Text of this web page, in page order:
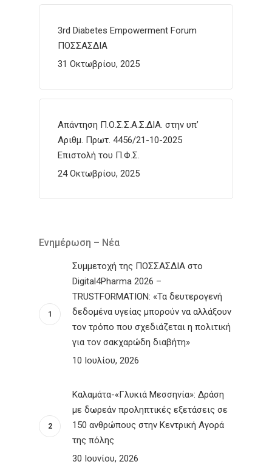
3rd Diabetes Empowerment Forum
ΠΟΣΣΑΣΔΙΑ
31 Οκτωβρίου, 2025
Απάντηση Π.Ο.Σ.Σ.Α.Σ.ΔΙΑ. στην υπ’
Αριθμ. Πρωτ. 4456/21-10-2025
Επιστολή του Π.Φ.Σ.
24 Οκτωβρίου, 2025
Ενημέρωση – Νέα
Συμμετοχή της ΠΟΣΣΑΣΔΙΑ στο
Digital4Pharma 2026 –
TRUSTFORMATION: «Τα δευτερογενή
δεδομένα υγείας μπορούν να αλλάξουν
τον τρόπο που σχεδιάζεται η πολιτική
για τον σακχαρώδη διαβήτη»
10 Ιουλίου, 2026
Καλαμάτα-«Γλυκιά Μεσσηνία»: Δράση
με δωρεάν προληπτικές εξετάσεις σε
150 ανθρώπους στην Κεντρική Αγορά
της πόλης
30 Ιουνίου, 2026